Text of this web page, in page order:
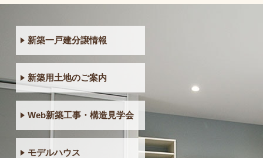
新築一戸建分譲情報
新築用土地のご案内
Web新築工事・構造見学会
モデルハウス